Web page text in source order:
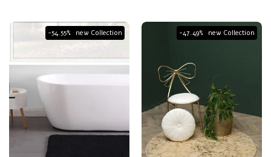
new Collection
-47.49%
new Collection
-54.55%